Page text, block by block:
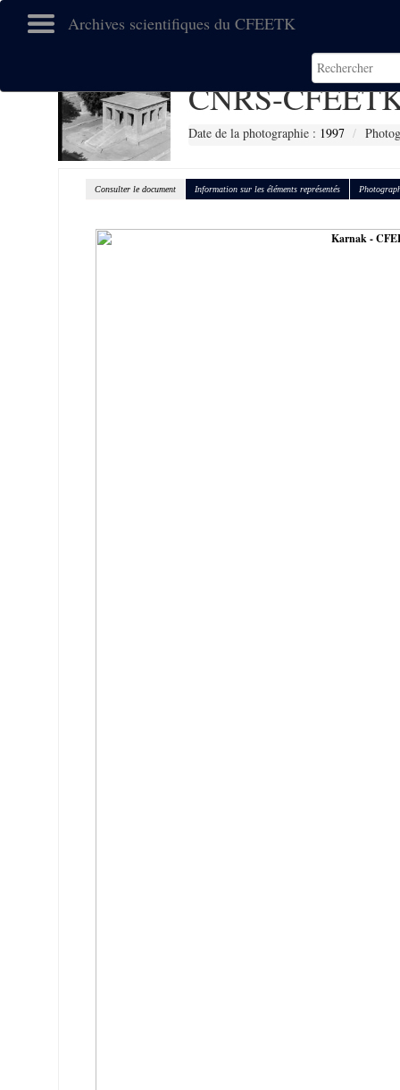
Archives scientifiques du CFEETK
CNRS-
Date de la photographie : 1997
Consulter le document Information sur les éléments représentés